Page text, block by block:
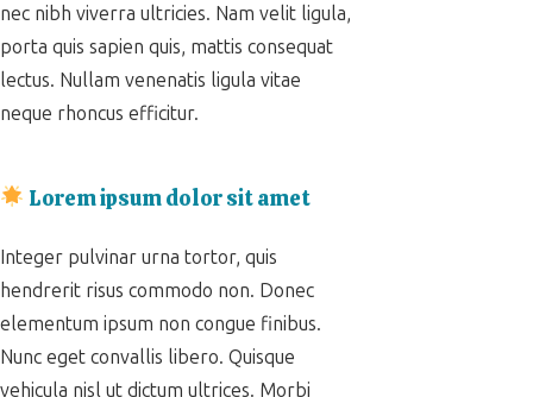
nec nibh viverra ultricies. Nam velit ligula,
porta quis sapien quis, mattis consequat
lectus. Nullam venenatis ligula vitae
neque rhoncus efficitur.
Lorem ipsum dolor sit amet
Integer pulvinar urna tortor, quis
hendrerit risus commodo non. Donec
elementum ipsum non congue finibus.
Nunc eget convallis libero. Quisque
vehicula nisl ut dictum ultrices. Morbi